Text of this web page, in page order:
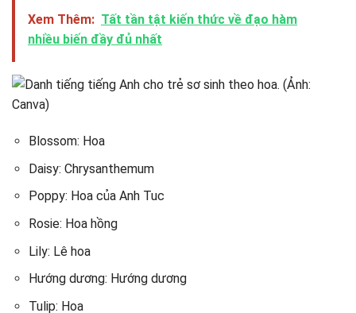
Xem Thêm: Tất tần tật kiến thức về đạo hàm
nhiều biến đầy đủ nhất
Blossom: Hoa
Daisy: Chrysanthemum
Poppy: Hoa của Anh Tuc
Rosie: Hoa hồng
Lily: Lê hoa
Hướng dương: Hướng dương
Tulip: Hoa